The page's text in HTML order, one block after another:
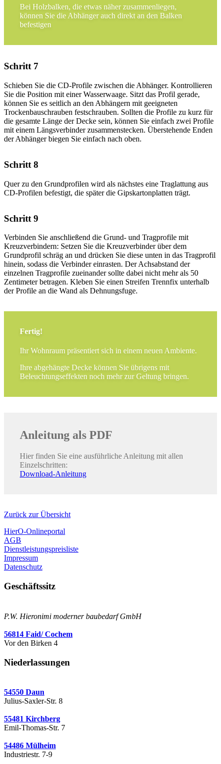
Bei Holzbalken, die etwas näher zusammenliegen,
können Sie die Abhänger auch direkt an den Balken
befestigen
Schritt 7
Schieben Sie die CD-Profile zwischen die Abhänger. Kontrollieren
Sie die Position mit einer Wasserwaage. Sitzt das Profil gerade,
können Sie es seitlich an den Abhängern mit geeigneten
Trockenbauschrauben festschrauben. Sollten die Profile zu kurz für
die gesamte Länge der Decke sein, können Sie einfach zwei Profile
mit einem Längsverbinder zusammenstecken. Überstehende Enden
der Abhänger biegen Sie einfach nach oben.
Schritt 8
Quer zu den Grundprofilen wird als nächstes eine Traglattung aus
CD-Profilen befestigt, die später die Gipskartonplatten trägt.
Schritt 9
Verbinden Sie anschließend die Grund- und Tragprofile mit
Kreuzverbindern: Setzen Sie die Kreuzverbinder über dem
Grundprofil schräg an und drücken Sie diese unten in das Tragprofil
hinein, sodass die Verbinder einrasten. Der Achsabstand der
einzelnen Tragprofile zueinander sollte dabei nicht mehr als 50
Zentimeter betragen. Kleben Sie einen Streifen Trennfix unterhalb
der Profile an die Wand als Dehnungsfuge.
Fertig!
Ihr Wohnraum präsentiert sich in einem neuen Ambiente.
Ihre abgehängte Decke können Sie übrigens mit
Beleuchtungseffekten noch mehr zur Geltung bringen.
Anleitung als PDF
Hier finden Sie eine ausführliche Anleitung mit allen
Einzelschritten:
Download-Anleitung
Zurück zur Übersicht
HierO-Onlineportal
AGB
Dienstleistungspreisliste
Impressum
Datenschutz
Geschäftssitz
P.W. Hieronimi moderner baubedarf GmbH
56814 Faid/ Cochem
Vor den Birken 4
Niederlassungen
54550 Daun
Julius-Saxler-Str. 8
55481 Kirchberg
Emil-Thomas-Str. 7
54486 Mülheim
Industriestr. 7-9